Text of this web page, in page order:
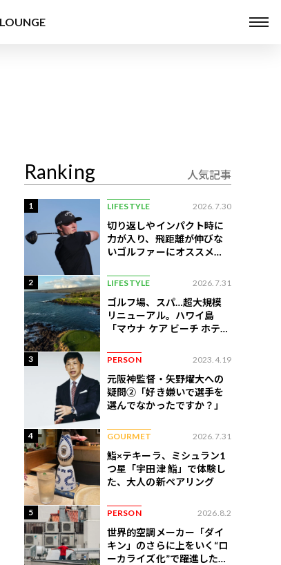
LOUNGE
Ranking 人気記事
1 LIFESTYLE 2026.7.30
切り返しやインパクト時に
力が入り、飛距離が伸びな
いゴルファーにオススメの
2 LIFESTYLE 2026.7.31
ゴルフ場、スパ…超大規模
リニューアル。ハワイ島
「マウナ ケア ビーチ ホテ
3 PERSON 2023.4.19
元阪神監督・矢野燿大への
疑問②「好き嫌いで選手を
選んでなかったですか？」
4 GOURMET 2026.7.31
鮨×テキーラ、ミシュラン1
つ星「宇田津 鮨」で体験し
た、大人の新ペアリング
5 PERSON 2026.8.2
世界的空調メーカー「ダイ
キン」のさらに上をいく“ロ
ーカライズ化”で躍進したイ